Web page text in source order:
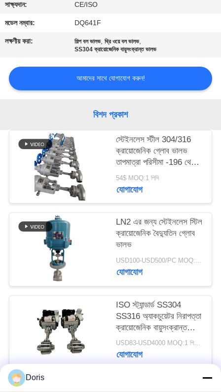
যোগাযোগ
করুন
খবর
উদ্ধৃতির
জন্য
আবেদন
ম্যাপ
গোপনীয়তা
সাক্ষ্যদান: CE/ISO
মডেল নম্বার: DQ641F
লক্ষণীয় করা: শিল্প বল ভালভ,থ্রি ওয়ে বল ভালভ,
SS304 ক্রায়োজেনিক বায়ুসংক্রান্ত ভালভ
আমাদের সাথে যোগাযোগ করুন!
বিশদ প্রকাশ
স্টেইনলেস স্টীল 304/316
ক্রায়োজেনিক গ্লোব ভালভ
তাপমাত্রা পরিসীমা -196 থেকে
+80 °C এবং সর্বোচ্চ চাপ
5.0Mpa
54$ MOQ:1 পিসি
যোগাযোগ
LN2 এর জন্য স্টেইনলেস স্টিল
ক্রায়োজেনিক বৈদ্যুতিন গ্লোব
ভালভ
USD100-USD500/PC MOQ:1pc
যোগাযোগ
ISO স্ট্যান্ডার্ড SS304
SS316 অ্যাকচুয়েটর নিরাপত্তা
ক্রায়োজেনিক বায়ুসংক্রান্ত
ভালভ
USD83-USD4000 MOQ:1 পিসিএস
যোগাযোগ
Doris